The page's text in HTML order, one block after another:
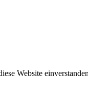
Website